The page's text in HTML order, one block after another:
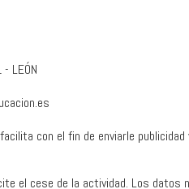
LEÓN
con el fin de enviarle
el cese de la actividad. Los